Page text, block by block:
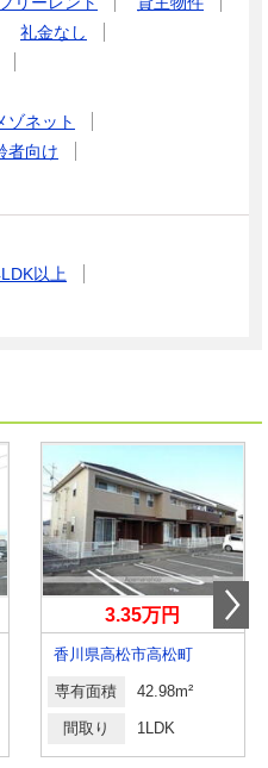
礼金なし
ゾネット
者向け
以上
3.35万円
香川県高松市高松町
専有面積 42.98m²
間取り 1LDK